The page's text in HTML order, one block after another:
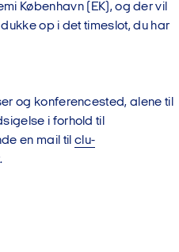
København (EK), og der vil
op i det timeslot, du har
og konferencested, alene til
i forhold til
en mail til clu-